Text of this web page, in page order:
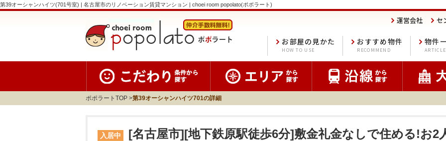
第39オーシャンハイツ(701号室) | 名古屋市のリノベーション賃貸マンション | choei room popolato(ポポラート)
セ
運営会社
物件
ARTICLE
おすすめ物件
RECOMMEND
お部屋の見かた
HOW TO USE
ポポラートTOP 第39オーシャンハイツ701の詳細
入居中 [名古屋市][地下鉄原駅徒歩6分]敷金礼金なしで住める!お2